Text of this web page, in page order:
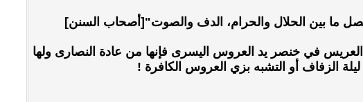
ما بين الحلال والحرام، الدف والصوت"[أصحاب السنن]
العريس في خنصر يد العروس اليسرى فإنها من عادة النصارى ولها
الزفاف أو التشبه بزي العروس الكافرة !